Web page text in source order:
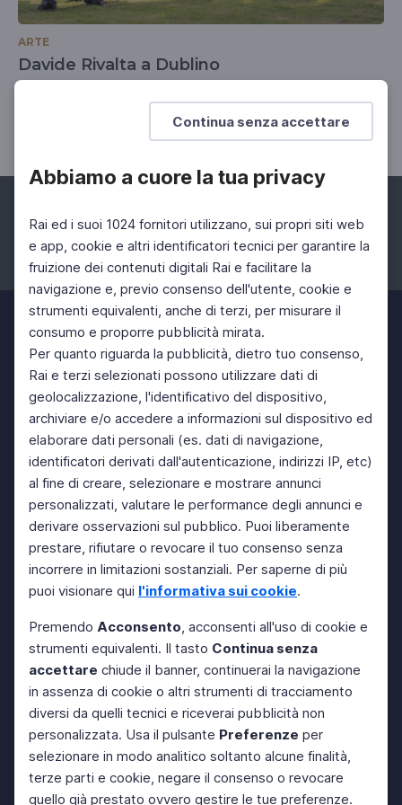
Continua senza accettare
Abbiamo a cuore la tua privacy
Rai ed i suoi 1024 fornitori utilizzano, sui propri siti web
e app, cookie e altri identificatori tecnici per garantire la
fruizione dei contenuti digitali Rai e facilitare la
navigazione e, previo consenso dell'utente, cookie e
strumenti equivalenti, anche di terzi, per misurare il
consumo e proporre pubblicità mirata.
Per quanto riguarda la pubblicità, dietro tuo consenso,
Rai e terzi selezionati possono utilizzare dati di
geolocalizzazione, l'identificativo del dispositivo,
archiviare e/o accedere a informazioni sul dispositivo ed
elaborare dati personali (es. dati di navigazione,
identificatori derivati dall'autenticazione, indirizzi IP, etc)
al fine di creare, selezionare e mostrare annunci
personalizzati, valutare le performance degli annunci e
derivare osservazioni sul pubblico. Puoi liberamente
prestare, rifiutare o revocare il tuo consenso senza
incorrere in limitazioni sostanziali. Per saperne di più
puoi visionare qui l'informativa sui cookie.
Premendo Acconsento, acconsenti all'uso di cookie e
strumenti equivalenti. Il tasto Continua senza
accettare chiude il banner, continuerai la navigazione
in assenza di cookie o altri strumenti di tracciamento
diversi da quelli tecnici e riceverai pubblicità non
personalizzata. Usa il pulsante Preferenze per
selezionare in modo analitico soltanto alcune finalità,
terze parti e cookie, negare il consenso o revocare
quello già prestato ovvero gestire le tue preferenze.
ARTE
Davide Rivalta a Dublino
Facebook Instagram Twitter